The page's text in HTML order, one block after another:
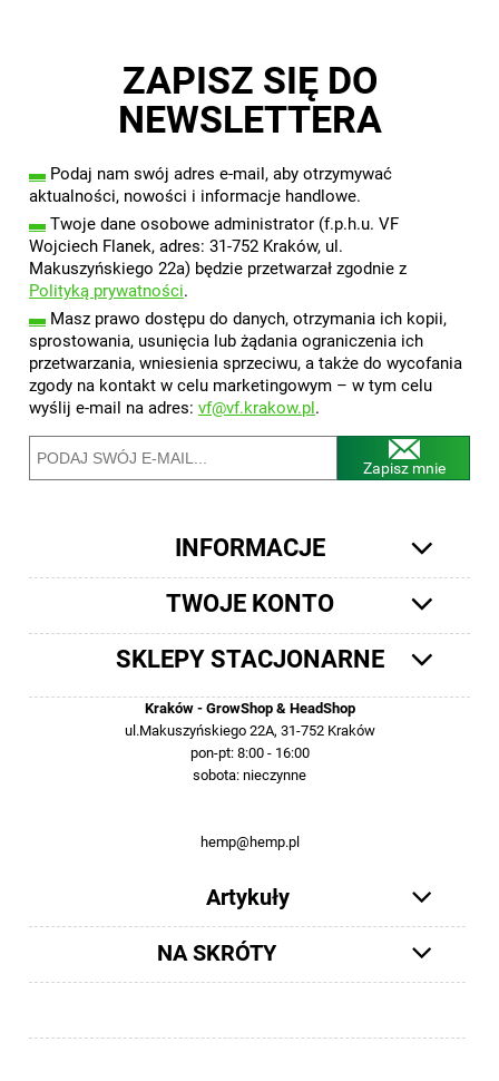
ZAPISZ SIĘ DO
NEWSLETTERA
▬ Podaj nam swój adres e-mail, aby otrzymywać
aktualności, nowości i informacje handlowe.
▬ Twoje dane osobowe administrator (f.p.h.u. VF
Wojciech Flanek, adres: 31-752 Kraków, ul.
Makuszyńskiego 22a) będzie przetwarzał zgodnie z
Polityką prywatności.
▬ Masz prawo dostępu do danych, otrzymania ich kopii,
sprostowania, usunięcia lub żądania ograniczenia ich
przetwarzania, wniesienia sprzeciwu, a także do wycofania
zgody na kontakt w celu marketingowym – w tym celu
wyślij e-mail na adres: vf@vf.krakow.pl.
Zapisz mnie
INFORMACJE
TWOJE KONTO
SKLEPY STACJONARNE
Kraków - GrowShop & HeadShop
ul.Makuszyńskiego 22A, 31-752 Kraków
pon-pt: 8:00 - 16:00
sobota: nieczynne
hemp@hemp.pl
Artykuły
NA SKRÓTY